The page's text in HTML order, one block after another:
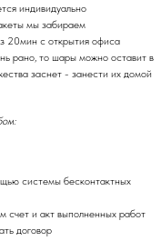
индивидуально
мы забираем
20мин с открытия офиса
рано, то шары можно оставит в
заснет - занести их домой
системы бесконтактных
счет и акт выполненных работ
договор